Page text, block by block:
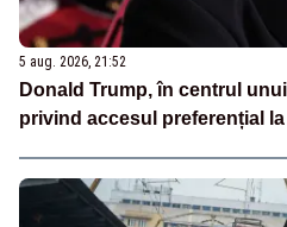
5 aug. 2026, 21:52
Donald Trump, în centrul
privind accesul preferențial